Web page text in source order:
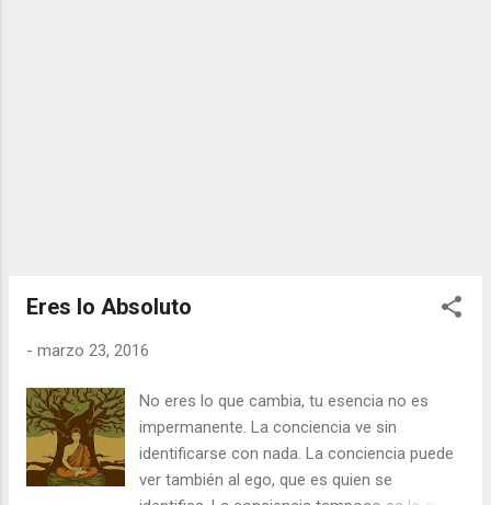
Eres lo Absoluto
- marzo 23, 2016
No eres lo que cambia, tu esencia no es
impermanente. La conciencia ve sin
identificarse con nada. La conciencia puede
ver también al ego, que es quien se